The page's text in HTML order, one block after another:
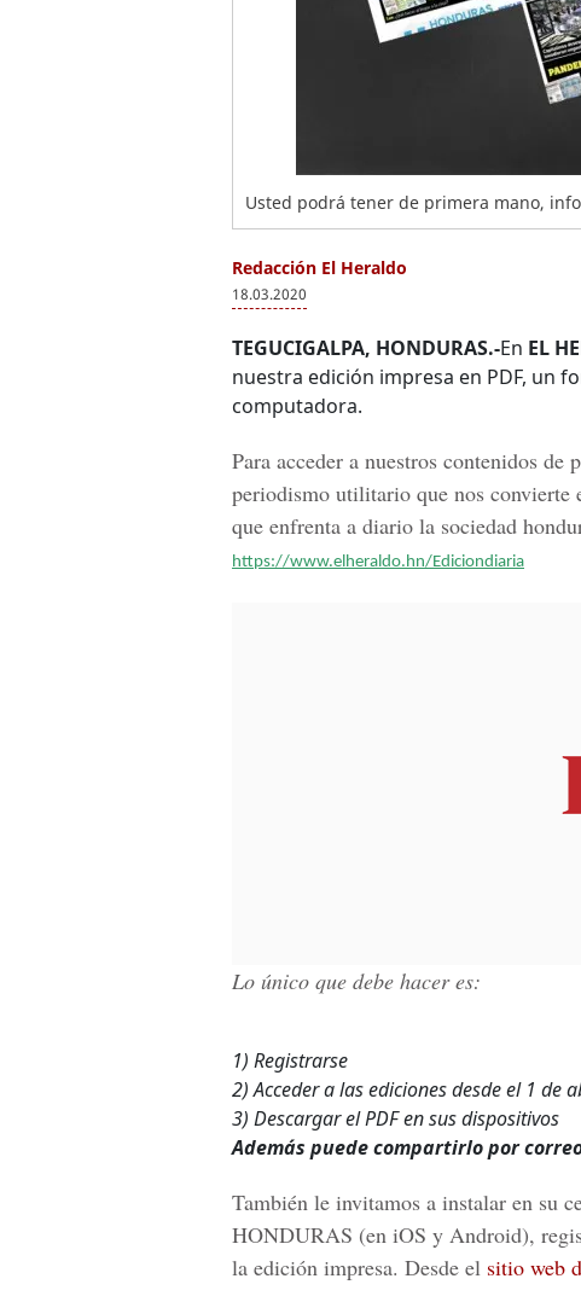
Usted podrá tener de primera mano,
Redacción El Heraldo
18.03.2020
TEGUCIGALPA, HONDURAS.-En EL
nuestra edición impresa en PDF, un
computadora.
Para acceder a nuestros contenidos
periodismo utilitario que nos convierte
que enfrenta a diario la sociedad
https://www.elheraldo.hn/Ediciondiaria
Lo único que debe hacer es:
1) Registrarse
2) Acceder a las ediciones desde el 1 de
3) Descargar el PDF en sus dispositivos
Además puede compartirlo por
También le invitamos a instalar en su
HONDURAS (en iOS y Android),
la edición impresa. Desde el sitio web